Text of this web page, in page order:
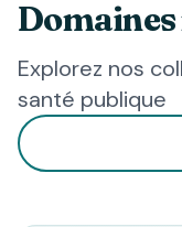
Explorez nos
santé publique